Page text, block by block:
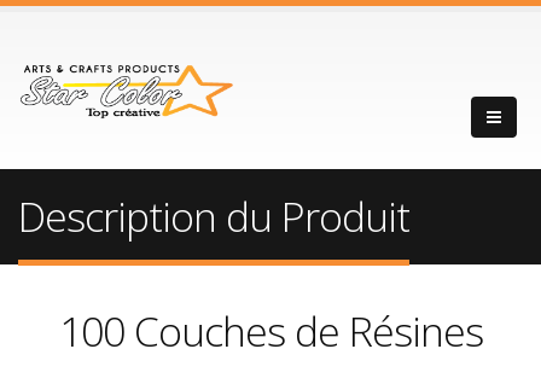
Description du Produit
100 Couches de Résines